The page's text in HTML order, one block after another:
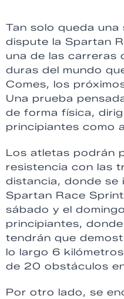
Tan solo queda una
dispute la Spartan
una de las carreras
duras del mundo
Comes, los
Una prueba
de forma física,
principiantes como
Los atletas podrán
resistencia con las
distancia, donde se
Spartan Race
sábado y el
principiantes,
tendrán que
lo largo 6
de 20 obstáculos
Por otro lado, se